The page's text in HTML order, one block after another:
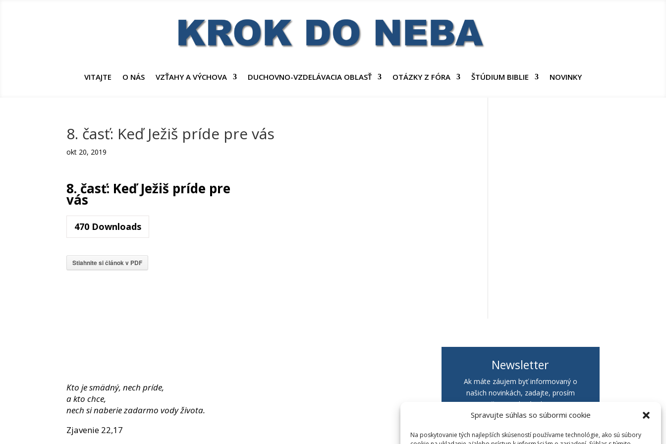
Spravujte súhlas so súbormi cookie
Na poskytovanie tých najlepších skúseností používame technológie, ako sú súbory
VITAJTE O NÁS VZŤAHY A VÝCHOVA DUCHOVNO-VZDELÁVACIA OBLASŤ OTÁZKY Z FÓRA ŠTÚDIUM BIBLIE NOVINKY
8. časť: Keď Ježiš príde pre vás
okt 20, 2019
8. časť: Keď Ježiš príde pre
vás
470 Downloads
Stiahnite si článok v PDF
Kto je smädný, nech príde,
a kto chce,
nech si naberie zadarmo vody života.
Zjavenie 22,17
Newsletter
Ak máte záujem byť informovaný o
našich novinkách, zadajte, prosím
Vašu e-mailovú adresu: